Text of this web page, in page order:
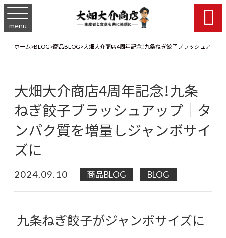
menu 
ホーム>BLOG>商品BLOG>大畑大介商店4周年記念！九条ねぎ餃子ブラッシュアッ
大畑大介商店4周年記念！九条
ねぎ餃子ブラッシュアップ｜タ
ンパク質を増量しジャンボサイ
ズに
2024.09.10 商品BLOG BLOG
九条ねぎ餃子がジャンボサイズに